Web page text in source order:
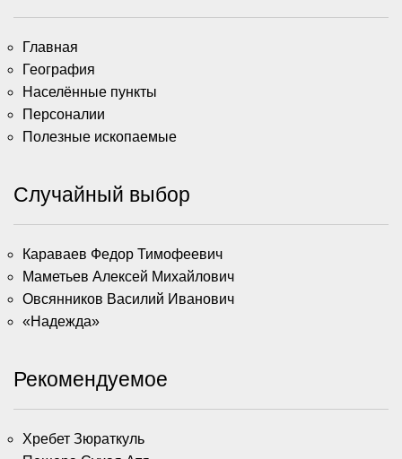
Главная
География
Населённые пункты
Персоналии
Полезные ископаемые
Случайный выбор
Караваев Федор Тимофеевич
Маметьев Алексей Михайлович
Овсянников Василий Иванович
«Надежда»
Рекомендуемое
Хребет Зюраткуль